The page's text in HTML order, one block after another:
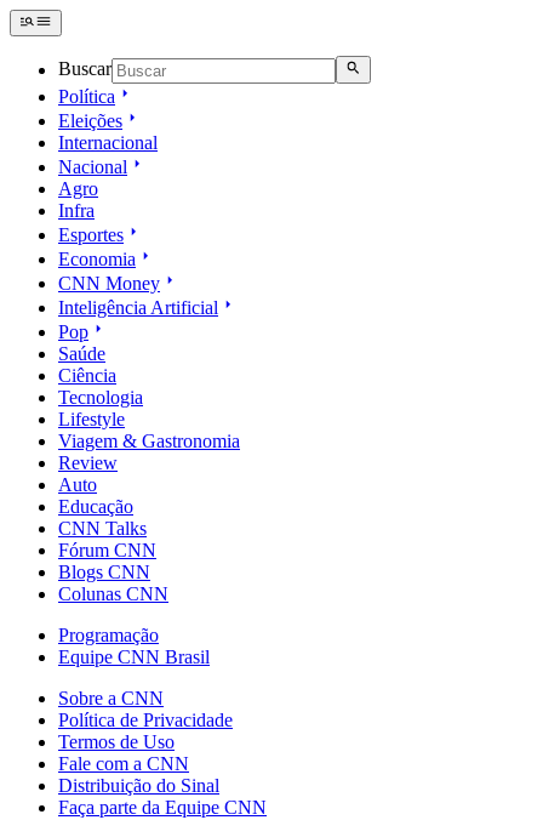
Buscar
Política
Eleições
Internacional
Nacional
Agro
Infra
Esportes
Economia
CNN Money
Inteligência Artificial
Pop
Saúde
Ciência
Tecnologia
Lifestyle
Viagem & Gastronomia
Review
Auto
Educação
CNN Talks
Fórum CNN
Blogs CNN
Colunas CNN
Programação
Equipe CNN Brasil
Sobre a CNN
Política de Privacidade
Termos de Uso
Fale com a CNN
Distribuição do Sinal
Faça parte da Equipe CNN